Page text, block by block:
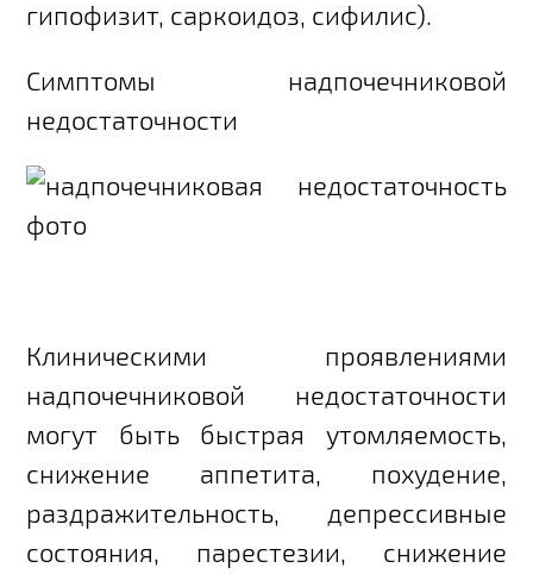
гипофизит, саркоидоз, сифилис).
Симптомы надпочечниковой
недостаточности
Клиническими проявлениями
надпочечниковой недостаточности
могут быть быстрая утомляемость,
снижение аппетита, похудение,
раздражительность, депрессивные
состояния, парестезии, снижение